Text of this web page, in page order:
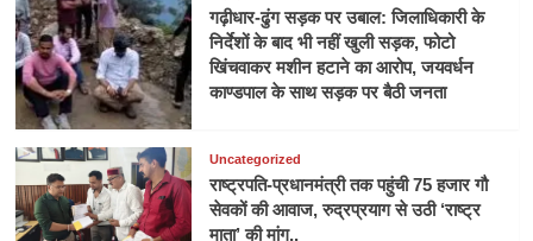
गढ़ीधार-ढुंग सड़क पर उबाल: जिलाधिकारी के
निर्देशों के बाद भी नहीं खुली सड़क, फोटो
खिंचवाकर मशीन हटाने का आरोप, जयवर्धन
काण्डपाल के साथ सड़क पर बैठी जनता
Uncategorized
राष्ट्रपति-प्रधानमंत्री तक पहुंची 75 हजार गौ
सेवकों की आवाज, रुद्रप्रयाग से उठी ‘राष्ट्र
माता’ की मांग,,